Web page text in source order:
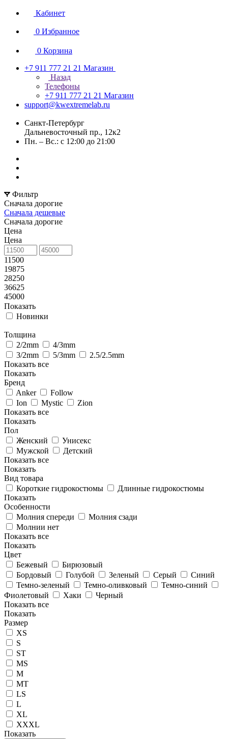
Кабинет
0 Избранное
0 Корзина
+7 911 777 21 21 Магазин
Назад
Телефоны
+7 911 777 21 21 Магазин
support@kwextremelab.ru
Санкт-Петербург
Дальневосточный пр., 12к2
Пн. – Вс.: с 12:00 до 21:00
Фильтр
Сначала дорогие
Сначала дешевые
Сначала дорогие
Цена
Цена
11500
19875
28250
36625
45000
Показать
Новинки
Толщина
2/2mm
4/3mm
3/2mm
5/3mm
2.5/2.5mm
Показать все
Показать
Бренд
Anker
Follow
Ion
Mystic
Zion
Показать все
Показать
Пол
Женский
Унисекс
Мужской
Детский
Показать все
Показать
Вид товара
Короткие гидрокостюмы
Длинные гидрокостюмы
Показать
Особенности
Молния спереди
Молния сзади
Молнии нет
Показать все
Показать
Цвет
Бежевый
Бирюзовый
Бордовый
Голубой Зеленый Серый
Синий
Темно-зеленый
Темно-оливковый
Темно-синий
Фиолетовый
Хаки
Черный
Показать все
Показать
Размер
XS
S
ST
MS
M
MT
LS
L
XL
XXXL
Показать